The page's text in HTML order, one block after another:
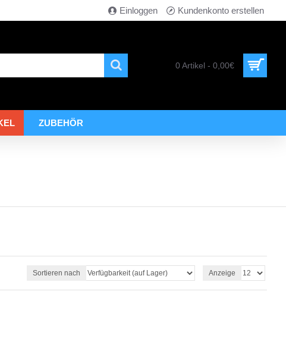
Einloggen Kundenkonto erstellen
0 Artikel - 0,00€
ZUBEHÖR
Sortieren nach Anzeige